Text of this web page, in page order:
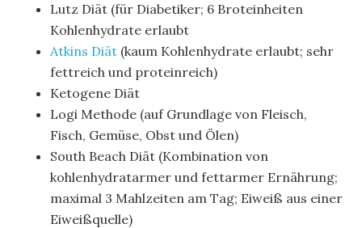
Lutz Diät (für Diabetiker; 6 Broteinheiten
Kohlenhydrate erlaubt
Atkins Diät (kaum Kohlenhydrate erlaubt; sehr
fettreich und proteinreich)
Ketogene Diät
Logi Methode (auf Grundlage von Fleisch,
Fisch, Gemüse, Obst und Ölen)
South Beach Diät (Kombination von
kohlenhydratarmer und fettarmer Ernährung;
maximal 3 Mahlzeiten am Tag; Eiweiß aus einer
Eiweißquelle)